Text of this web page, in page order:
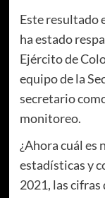
Este resultado
ha estado
Ejército de
equipo de la
secretario
monitoreo.
¿Ahora cuál es
estadísticas y
2021, las cifras